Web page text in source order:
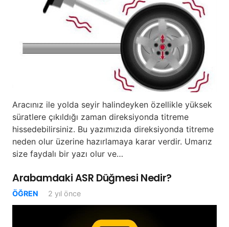
Aracınız ile yolda seyir halindeyken özellikle yüksek
süratlere çıkıldığı zaman direksiyonda titreme
hissedebilirsiniz. Bu yazımızıda direksiyonda titreme
neden olur üzerine hazırlamaya karar verdir. Umarız
size faydalı bir yazı olur ve…
Arabamdaki ASR Düğmesi Nedir?
ÖĞREN 2 yıl önce